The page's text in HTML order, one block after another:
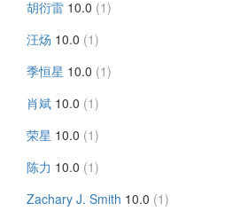
胡衍雷 10.0 (1)
汪炀 10.0 (1)
季恒星 10.0 (1)
肖斌 10.0 (1)
荣星 10.0 (1)
陈力 10.0 (1)
Zachary J. Smith 10.0 (1)